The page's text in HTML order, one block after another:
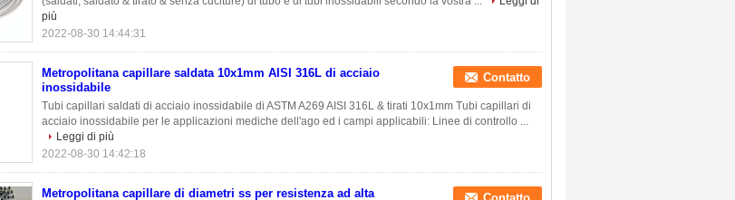
più
2022-08-30 14:44:31
Metropolitana capillare saldata 10x1mm AISI 316L di acciaio
inossidabile
Contatto
Tubi capillari saldati di acciaio inossidabile di ASTM A269 AISI 316L & tirati 10x1mm Tubi capillari di
acciaio inossidabile per le applicazioni mediche dell'ago ed i campi applicabili: Linee di controllo ...
Leggi di più
2022-08-30 14:42:18
Metropolitana capillare di diametri ss per resistenza ad alta